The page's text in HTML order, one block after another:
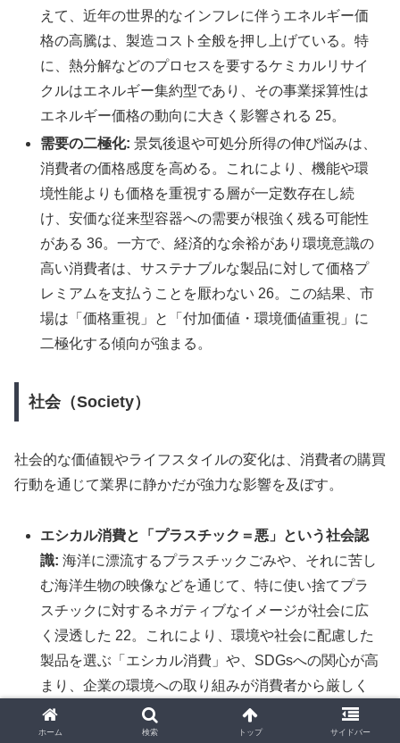
えて、近年の世界的なインフレに伴うエネルギー価
格の高騰は、製造コスト全般を押し上げている。特
に、熱分解などのプロセスを要するケミカルリサイ
クルはエネルギー集約型であり、その事業採算性は
エネルギー価格の動向に大きく影響される 25。
需要の二極化: 景気後退や可処分所得の伸び悩みは、
消費者の価格感度を高める。これにより、機能や環
境性能よりも価格を重視する層が一定数存在し続
け、安価な従来型容器への需要が根強く残る可能性
がある 36。一方で、経済的な余裕があり環境意識の
高い消費者は、サステナブルな製品に対して価格プ
レミアムを支払うことを厭わない 26。この結果、市
場は「価格重視」と「付加価値・環境価値重視」に
二極化する傾向が強まる。
社会（Society）
社会的な価値観やライフスタイルの変化は、消費者の購買
行動を通じて業界に静かだが強力な影響を及ぼす。
エシカル消費と「プラスチック＝悪」という社会認
識: 海洋に漂流するプラスチックごみや、それに苦し
む海洋生物の映像などを通じて、特に使い捨てプラ
スチックに対するネガティブなイメージが社会に広
く浸透した 22。これにより、環境や社会に配慮した
製品を選ぶ「エシカル消費」や、SDGsへの関心が高
まり、企業の環境への取り組みが消費者から厳しく
評価される時代となっている 37。
ライフスタイルの変革と新たなニーズ:
中食・デリバ
ホーム 検索 トップ サイドバー